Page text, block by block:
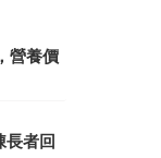
營養價
長者回